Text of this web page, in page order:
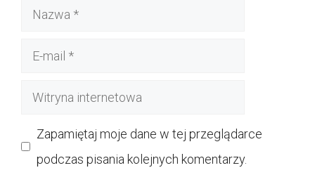
Nazwa
Witryna
Zapamiętaj moje dane w tej przeglądarce
podczas pisania kolejnych komentarzy.